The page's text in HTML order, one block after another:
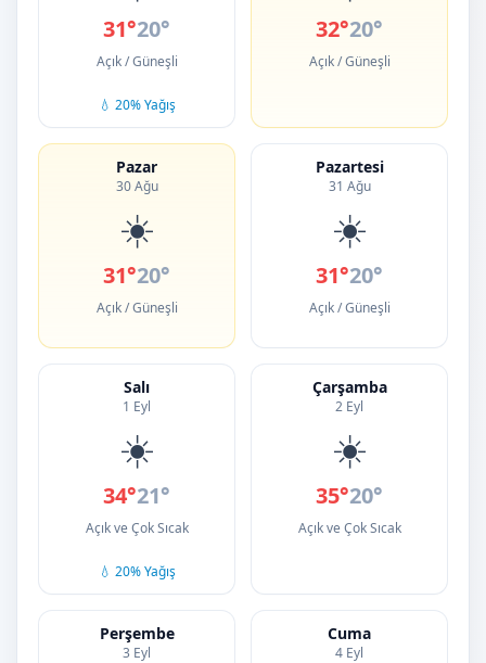
31°20°
Açık / Güneşli
💧 20% Yağış
32°20°
Açık / Güneşli
Pazar
30 Ağu
☀️
31°20°
Açık / Güneşli
Pazartesi
31 Ağu
☀️
31°20°
Açık / Güneşli
Salı
1 Eyl
☀️
34°21°
Açık ve Çok Sıcak
💧 20% Yağış
Çarşamba
2 Eyl
☀️
35°20°
Açık ve Çok Sıcak
Perşembe
3 Eyl
Cuma
4 Eyl